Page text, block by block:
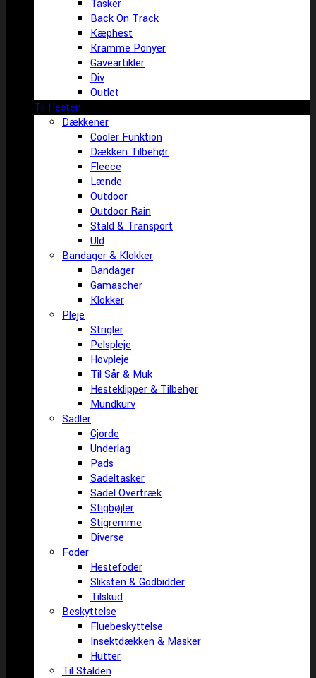
Tasker
Back On Track
Kæphest
Kramme Ponyer
Gaveartikler
Div
Outlet
Til Hesten
Dækkener
Cooler Funktion
Dækken Tilbehør
Fleece
Lænde
Outdoor
Outdoor Rain
Stald & Transport
Uld
Bandager & Klokker
Bandager
Gamascher
Klokker
Pleje
Strigler
Pelspleje
Hovpleje
Til Sår & Muk
Hesteklipper & Tilbehør
Mundkurv
Sadler
Gjorde
Underlag
Pads
Sadeltasker
Sadel Overtræk
Stigbøjler
Stigremme
Diverse
Foder
Hestefoder
Sliksten & Godbidder
Tilskud
Beskyttelse
Fluebeskyttelse
Insektdækken & Masker
Hutter
Til Stalden